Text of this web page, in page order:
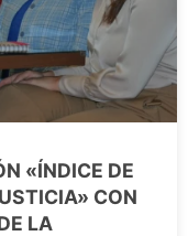
«ÍNDICE DE
CON
LA